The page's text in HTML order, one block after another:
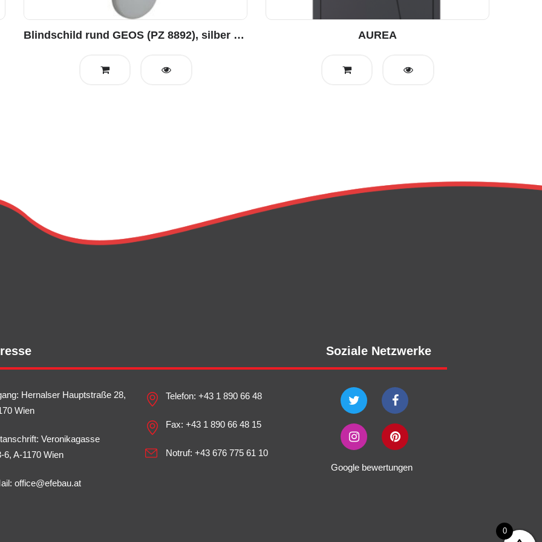
Blindschild rund GEOS (PZ 8892), silber eloxiertv AUREA
Hernalser Hauptstraße 28,
Wien
Veronikagasse
6, A-1170 Wien
office@efebau.at
Telefon: +43 1 890 66 48
Fax: +43 1 890 66 48 15
Notruf: +43 676 775 61 10
Soziale Netzwerke
Google bewertungen
0